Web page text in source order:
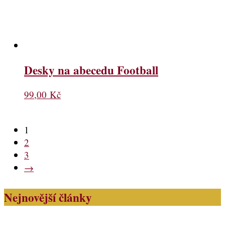
Desky na abecedu Football
99,00 Kč
1
2
3
→
Nejnovější články